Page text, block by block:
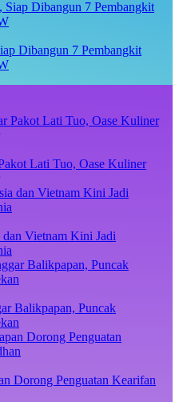
Dibangun 7 Pembangkit
Lati Tuo, Oase Kuliner
Vietnam Kini Jadi
Balikpapan, Puncak
Dorong Penguatan Kearifan